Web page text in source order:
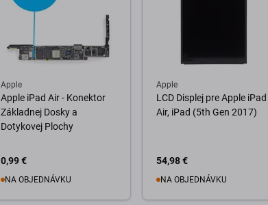
Apple
Apple iPad Air - Konektor
Základnej Dosky a
Dotykovej Plochy
0,99 €
NA OBJEDNÁVKU
Apple
LCD Displej pre Apple iPad
Air, iPad (5th Gen 2017)
54,98 €
NA OBJEDNÁVKU